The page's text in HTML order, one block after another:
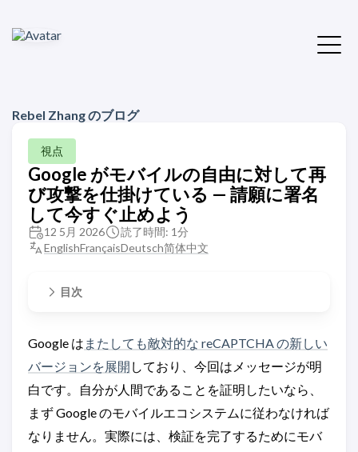
Rebel Zhang のブログ
視点
Google がモバイルの自由に対して再
び攻撃を仕掛けている — 請願に署名
して今すぐ止めよう
12 5月 2026
読了時間: 1分
EnglishFrançaisDeutsch简体中文
目次
Google は またしても敵対的な reCAPTCHA の新しい
バージョンを展開 しており、今回はメッセージが明
白です。自分が人間であることを証明したいなら、
まず Google のモバイルエコシステムに従わなければ
なりません。実際には、検証を完了するためにモバ